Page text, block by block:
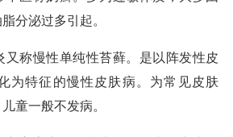
分泌过多引起。
又称慢性单纯性苔藓。是以阵发性皮
为特征的慢性皮肤病。为常见皮肤
童一般不发病。